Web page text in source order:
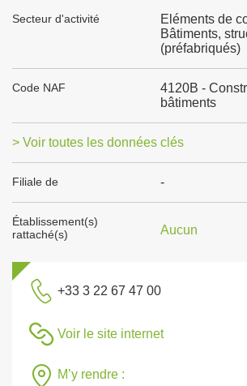
Secteur d'activité
Eléments de
Bâtiments,
(préfabriqués)
Code NAF
4120B -
bâtiments
> Voir toutes les données clés
Filiale de -
Établissement(s)
rattaché(s)
Aucun
+33 3 22 67 47 00
Voir le site internet
M’y rendre :